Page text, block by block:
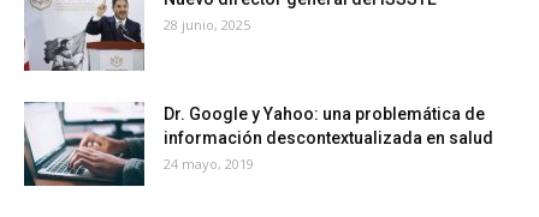
28 junio, 2025
Dr. Google y Yahoo: una problemática de
información descontextualizada en salud
24 mayo, 2019